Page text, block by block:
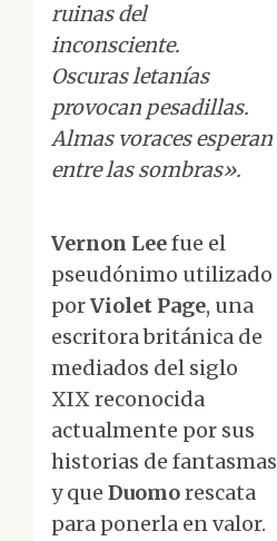
ruinas del
inconsciente.
Oscuras letanías
provocan pesadillas.
Almas voraces esperan
entre las sombras».
Vernon Leefue el
pseudónimo utilizado
porViolet Page, una
escritora británica de
mediados del siglo
XIX reconocida
actualmente por sus
historias de fantasmas
y que Duomorescata
para ponerla en valor.